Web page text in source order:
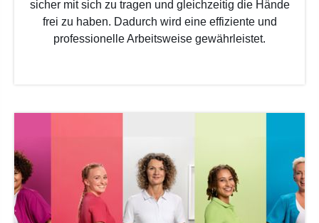
sicher mit sich zu tragen und gleichzeitig die Hände
frei zu haben. Dadurch wird eine effiziente und
professionelle Arbeitsweise gewährleistet.